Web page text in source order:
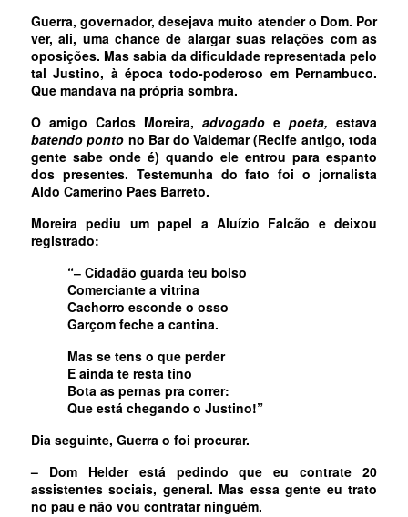
Guerra, governador, desejava muito atender o Dom. Por
ver, ali, uma chance de alargar suas relações com as
oposições. Mas sabia da dificuldade representada pelo
tal Justino, à época todo-poderoso em Pernambuco.
Que mandava na própria sombra.
O amigo Carlos Moreira, advogado e poeta, estava
batendo ponto no Bar do Valdemar (Recife antigo, toda
gente sabe onde é) quando ele entrou para espanto
dos presentes. Testemunha do fato foi o jornalista
Aldo Camerino Paes Barreto.
Moreira pediu um papel a Aluízio Falcão e deixou
registrado:
“‒ Cidadão guarda teu bolso
Comerciante a vitrina
Cachorro esconde o osso
Garçom feche a cantina.
Mas se tens o que perder
E ainda te resta tino
Bota as pernas pra correr:
Que está chegando o Justino!”
Dia seguinte, Guerra o foi procurar.
– Dom Helder está pedindo que eu contrate 20
assistentes sociais, general. Mas essa gente eu trato
no pau e não vou contratar ninguém.